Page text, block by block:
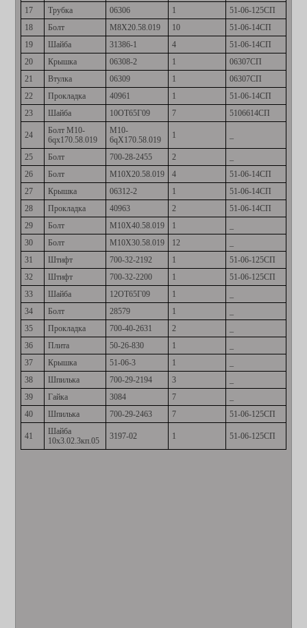
17
Трубка 06306 1
51-06-125СП
18
Болт М8Х20.58.019 10
51-06-14СП
19
Шайба 31386-1 4
51-06-14СП
20
Крышка 06308-2 1
06307СП
21
Втулка 06309 1
06307СП
22
Прокладка 40961 1
51-06-14СП
23
Шайба 10ОТ65Г09 7 5106614СП
24
Болт М10-
6qх170.58.019
М10-
6qХ170.58.019
1
25 Болт 700-28-2455 2
26
Болт М10Х20.58.019 4
51-06-14СП
27
Крышка 06312-2 1
51-06-14СП
28
Прокладка 40963 2
51-06-14СП
29
Болт М10Х40.58.019 1
30
Болт М10Х30.58.019 12
31
Штифт 700-32-2192 1
51-06-125СП
32
Штифт 700-32-2200 1
51-06-125СП
33
Шайба 12ОТ65Г09 1
34
Болт 28579 1
35
Прокладка 700-40-2631 2
36
Плита 50-26-830 1
37
Крышка 51-06-3 1
38
Шпилька 700-29-2194 3
39
Гайка 3084 7
40
Шпилька 700-29-2463 7 51-06-125СП
41
Шайба
10х3.02.3кп.05
3197-02 1 51-06-125СП